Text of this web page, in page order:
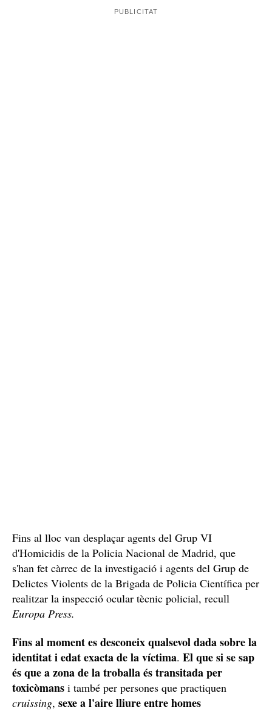
Fins al lloc van desplaçar agents del Grup VI
d'Homicidis de la Policia Nacional de Madrid, que
s'han fet càrrec de la investigació i agents del Grup de
Delictes Violents de la Brigada de Policia Científica per
realitzar la inspecció ocular tècnic policial, recull
Europa Press.